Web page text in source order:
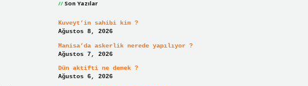
Son Yazılar
Kuveyt’in sahibi kim ?
Ağustos 8, 2026
Manisa’da askerlik nerede yapılıyor ?
Ağustos 7, 2026
Dün aktifti ne demek ?
Ağustos 6, 2026